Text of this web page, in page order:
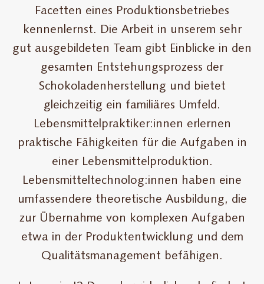
Facetten eines Produktionsbetriebes
kennenlernst. Die Arbeit in unserem sehr
gut ausgebildeten Team gibt Einblicke in den
gesamten Entstehungsprozess der
Schokoladenherstellung und bietet
gleichzeitig ein familiäres Umfeld.
Lebensmittelpraktiker:innen erlernen
praktische Fähigkeiten für die Aufgaben in
einer Lebensmittelproduktion.
Lebensmitteltechnolog:innen haben eine
umfassendere theoretische Ausbildung, die
zur Übernahme von komplexen Aufgaben
etwa in der Produktentwicklung und dem
Qualitätsmanagement befähigen.